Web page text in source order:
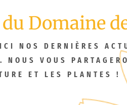
Domaine
ICI NOS DERNIÈRES
NOUS VOUS
ET LES PLANTES !